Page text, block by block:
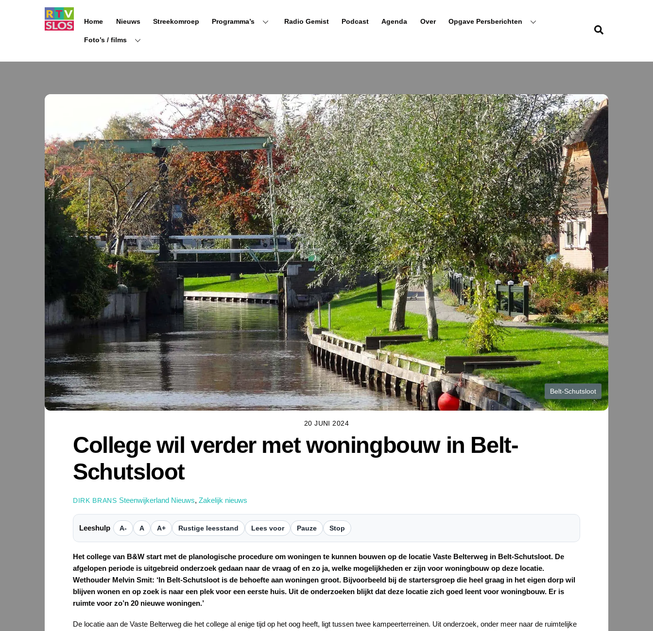
Home Nieuws Streekomroep Programma’s Radio Gemist Podcast Agenda Over Opgave Persberichten
Foto’s / films
Belt-Schutsloot
20 JUNI 2024
College wil verder met woningbouw in Belt-
Schutsloot
DIRK BRANS Steenwijkerland Nieuws, Zakelijk nieuws
Leeshulp A- A A+ Rustige leesstand Lees voor Pauze Stop
Het college van B&W start met de planologische procedure om woningen te kunnen bouwen op de locatie Vaste Belterweg in Belt-Schutsloot. De
afgelopen periode is uitgebreid onderzoek gedaan naar de vraag of en zo ja, welke mogelijkheden er zijn voor woningbouw op deze locatie.
Wethouder Melvin Smit: ‘In Belt-Schutsloot is de behoefte aan woningen groot. Bijvoorbeeld bij de startersgroep die heel graag in het eigen dorp wil
blijven wonen en op zoek is naar een plek voor een eerste huis. Uit de onderzoeken blijkt dat deze locatie zich goed leent voor woningbouw. Er is
ruimte voor zo’n 20 nieuwe woningen.’
De locatie aan de Vaste Belterweg die het college al enige tijd op het oog heeft, ligt tussen twee kampeerterreinen. Uit onderzoek, onder meer naar de ruimtelijke